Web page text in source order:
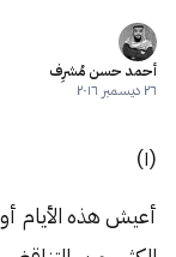
أحمد حسن مُشرِف
٢٦ ديسمبر ٢٠١٦
(١)
أعيش هذه الأيام